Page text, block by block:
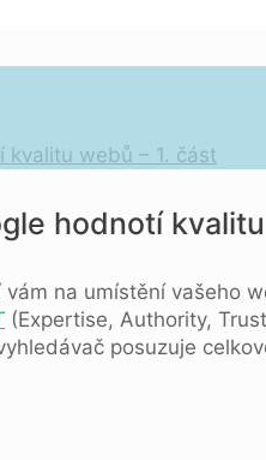
kvalitu webů – 1. část
hodnotí
na umístění vašeho
(Expertise, Authority,
posuzuje